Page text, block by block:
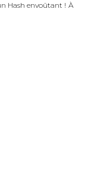
Hash envoûtant ! À